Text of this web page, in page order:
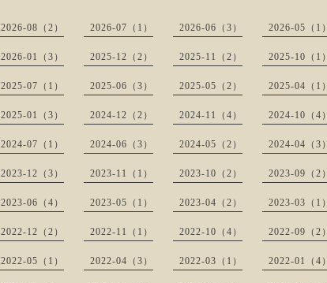
2026-08（2） 2026-07（1） 2026-06（3） 2026-05（1）
2026-01（3） 2025-12（2） 2025-11（2） 2025-10（1）
2025-07（1） 2025-06（3） 2025-05（2） 2025-04（1）
2025-01（3） 2024-12（2） 2024-11（4） 2024-10（4）
2024-07（1） 2024-06（3） 2024-05（2） 2024-04（3）
2023-12（3） 2023-11（1） 2023-10（2） 2023-09（2）
2023-06（4） 2023-05（1） 2023-04（2） 2023-03（1）
2022-12（2） 2022-11（1） 2022-10（4） 2022-09（2）
2022-05（1） 2022-04（3） 2022-03（1） 2022-01（4）